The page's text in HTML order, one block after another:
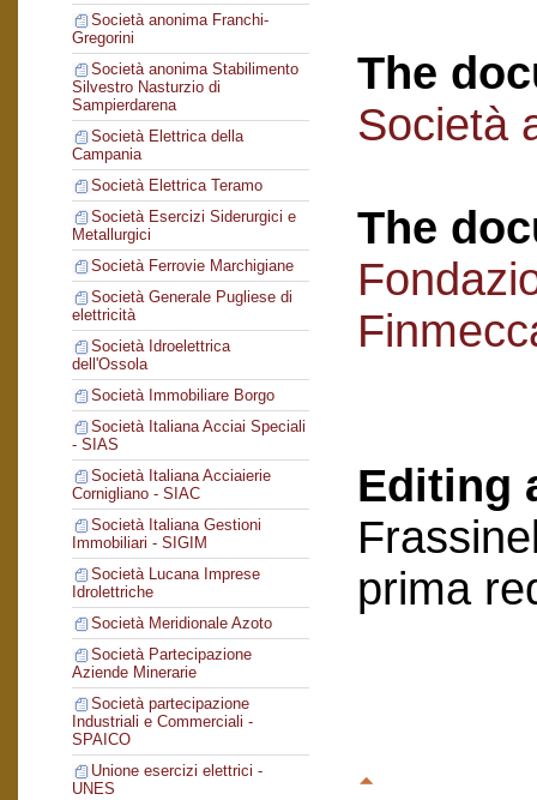
Società anonima Franchi-
Gregorini
Società anonima Stabilimento
Silvestro Nasturzio di
Sampierdarena
Società Elettrica della
Campania
Società Elettrica Teramo
Società Esercizi Siderurgici e
Metallurgici
Società Ferrovie Marchigiane
Società Generale Pugliese di
elettricità
Società Idroelettrica
dell'Ossola
Società Immobiliare Borgo
Società Italiana Acciai Speciali
- SIAS
Società Italiana Acciaierie
Cornigliano - SIAC
Società Italiana Gestioni
Immobiliari - SIGIM
Società Lucana Imprese
Idrolettriche
Società Meridionale Azoto
Società Partecipazione
Aziende Minerarie
Società partecipazione
Industriali e Commerciali -
SPAICO
Unione esercizi elettrici -
UNES
The
Società
The
Editing
prima